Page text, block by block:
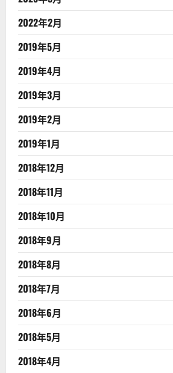
2022年2月
2019年5月
2019年4月
2019年3月
2019年2月
2019年1月
2018年12月
2018年11月
2018年10月
2018年9月
2018年8月
2018年7月
2018年6月
2018年5月
2018年4月